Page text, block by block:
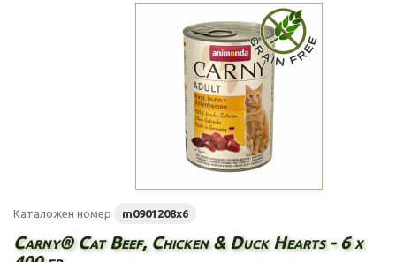
Каталожен номер m0901208х6
Carny® Cat Beef, Chicken & Duck Hearts - 6 х